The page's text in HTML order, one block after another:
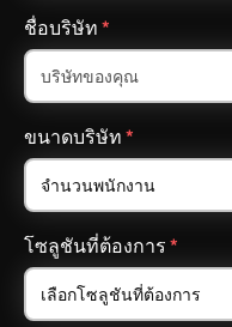
ชื่อบริษัท*
ขนาดบริษัท*
โซลูชันที่ต้องการ*